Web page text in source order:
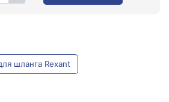
шланга Rexant